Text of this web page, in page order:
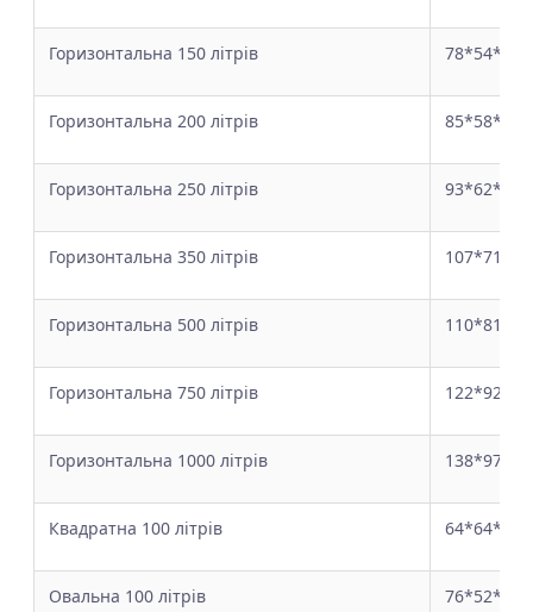
Горизонтальна 150 літрів 78*54*51
Горизонтальна 200 літрів 85*58*55
Горизонтальна 250 літрів 93*62*64
Горизонтальна 350 літрів 107*71*71
Горизонтальна 500 літрів 110*81*90
Горизонтальна 750 літрів 122*92*99
Горизонтальна 1000 літрів
Квадратна 100 літрів 64*64*40
Овальна 100 літрів 76*52*37